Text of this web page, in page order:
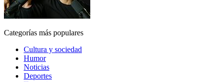
Categorías más populares
Cultura y sociedad
Humor
Noticias
Deportes